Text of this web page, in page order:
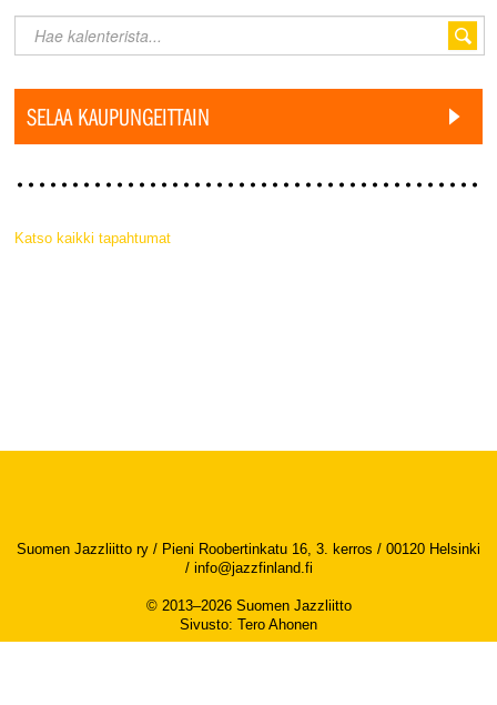
SELAA KAUPUNGEITTAIN
Katso kaikki tapahtumat
Suomen Jazzliitto ry / Pieni Roobertinkatu 16, 3. kerros / 00120 Helsinki
/ info@jazzfinland.fi
© 2013–2026 Suomen Jazzliitto
Sivusto: Tero Ahonen